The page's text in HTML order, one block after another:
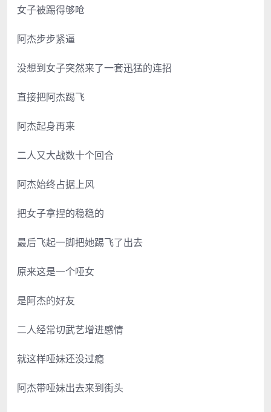
女子被踢得够呛
阿杰步步紧逼
没想到女子突然来了一套迅猛的连招
直接把阿杰踢飞
阿杰起身再来
二人又大战数十个回合
阿杰始终占据上风
把女子拿捏的稳稳的
最后飞起一脚把她踢飞了出去
原来这是一个哑女
是阿杰的好友
二人经常切武艺增进感情
就这样哑妹还没过瘾
阿杰带哑妹出去来到街头